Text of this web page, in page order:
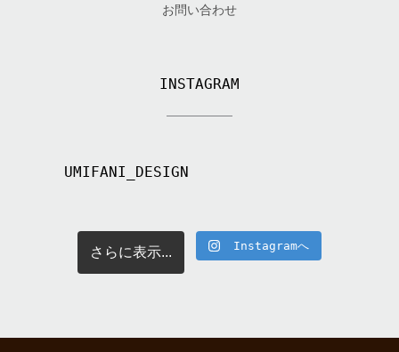
お問い合わせ
INSTAGRAM
UMIFANI_DESIGN
さらに表示... Instagramへ